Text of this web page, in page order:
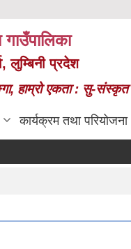
लुम्बिनी प्रदेश
हाम्रो एकता : सु-
कार्यक्रम तथा परियोजना